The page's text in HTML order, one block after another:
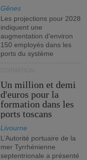
Gênes
Les projections pour 2028
indiquent une
augmentation d'environ
150 employés dans les
ports du système
Un million et demi
d'euros pour la
formation dans les
ports toscans
Livourne
L’Autorité portuaire de la
mer Tyrrhénienne
septentrionale a présenté